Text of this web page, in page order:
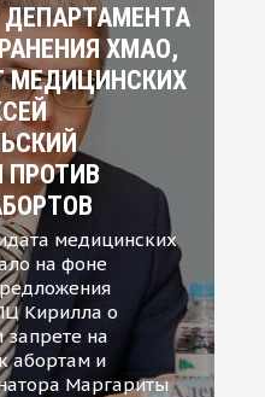
ХМАО,
МЕДИЦИНСКИХ
ПРОТИВ
медицинских
на фоне
Кирилла о
на
абортам и
Маргариты